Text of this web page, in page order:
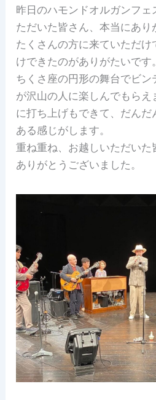
昨日のハモンドオルガンフ
ただいた皆さん、本当にあり
たくさんの方に来ていただ
けできたのがありがたいです。
ちくさ座の円形の舞台でビ
が沢山の人に楽しんでもらえ
に打ち上げもできて、だん
ある感じがします。
重ね重ね、お越しいただいた
ありがとうございました。